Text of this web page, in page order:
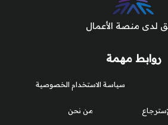
روابط مهمة
سياسة الاستخدام الخصوصية
من نحن
لدى منصة الأعمال